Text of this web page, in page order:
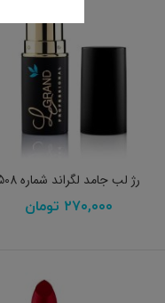
افزودن به سبد خرید
رژ لب جامد لگراند شماره 508
۲۷۰,۰۰۰ تومان